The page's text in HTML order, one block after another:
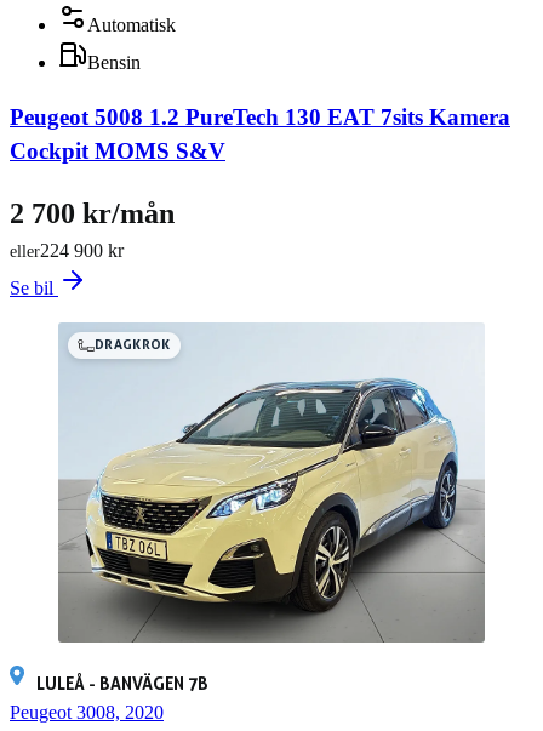
Automatisk
Bensin
Peugeot 5008 1.2 PureTech 130 EAT 7sits Kamera
Cockpit MOMS S&V
224 900 kr
eller
2 700 kr/mån
Se bil
DRAGKROK
LULEÅ - BANVÄGEN 7B
Peugeot 3008, 2020